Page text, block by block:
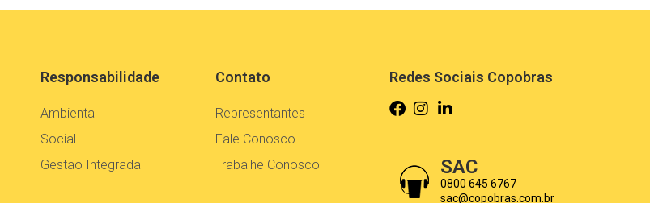
Responsabilidade
Ambiental
Social
Gestão Integrada
Contato
Representantes
Fale Conosco
Trabalhe Conosco
Redes Sociais Copobras
SAC
0800 645 6767
sac@copobras.com.br